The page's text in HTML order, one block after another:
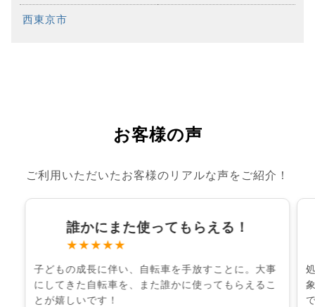
西東京市
お客様の声
ご利用いただいたお客様のリアルな声をご紹介！
誰かにまた使ってもらえる！
★★★★★
子どもの成長に伴い、自転車を手放すことに。大事
にしてきた自転車を、また誰かに使ってもらえるこ
とが嬉しいです！